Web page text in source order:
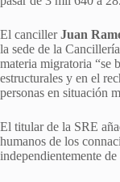
El cancillerJuan
la sede de la
materia migratoria “se
estructurales y en el
personas en situación
El titular de la SRE
humanos de los
independientemente de